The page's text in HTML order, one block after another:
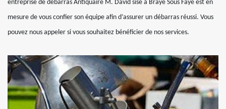
entreprise de débarras Antiquaire M. David sise à Braye Sous Faye est en
mesure de vous confier son équipe afin d’assurer un débarras réussi. Vous
pouvez nous appeler si vous souhaitez bénéficier de nos services.